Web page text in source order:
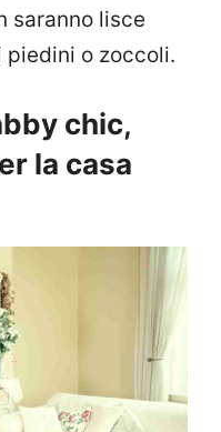
saranno lisce
piedini o zoccoli.
chic,
la casa